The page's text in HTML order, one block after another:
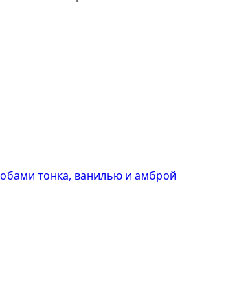
тонка, ванилью и амброй